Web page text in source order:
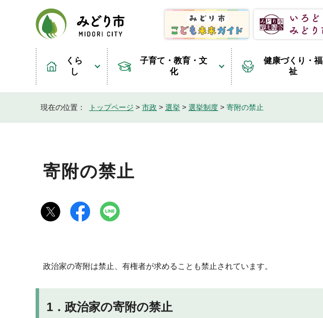
くら
し
子育て・教育・文
化
健康づくり・福
祉
現在の位置： トップページ > 市政 > 選挙 > 選挙制度 > 寄附の禁止
寄附の禁止
政治家の寄附は禁止、有権者が求めることも禁止されています。
1．政治家の寄附の禁止